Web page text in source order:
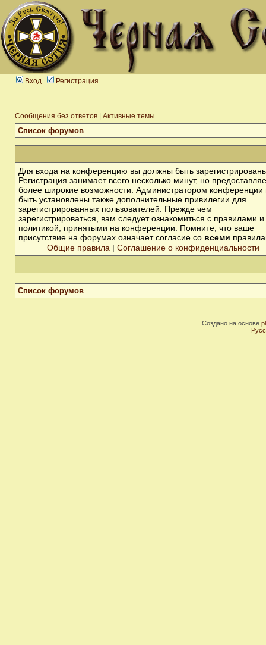
Вход Регистрация
Сообщения без ответов Активные темы
Список форумов
Для входа на конференцию вы должны быть
Регистрация занимает всего несколько минут, но
более широкие возможности. Администратором конференции
быть установлены также дополнительные привилегии для
зарегистрированных пользователей. Прежде чем
зарегистрироваться, вам следует ознакомиться с правилами и
политикой, принятыми на конференции. Помните, что ваше
присутствие на форумах означает согласие со всеми
Общие правила | Соглашение о конфиденциальности
Список форумов
Создано на основе